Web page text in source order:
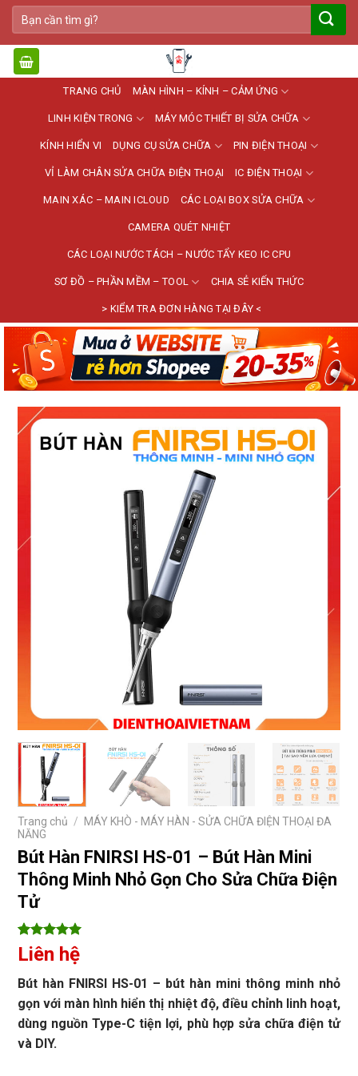
Bỏ
qua
nội
dung
Tìm
kiếm:
TRANG CHỦ MÀN HÌNH – KÍNH – CẢM ỨNG
LINH KIỆN TRONG MÁY MÓC THIẾT BỊ SỬA CHỮA
KÍNH HIỂN VI DỤNG CỤ SỬA CHỮA PIN ĐIỆN THOẠI
VỈ LÀM CHÂN SỬA CHỮA ĐIỆN THOẠI IC ĐIỆN THOẠI
MAIN XÁC – MAIN ICLOUD CÁC LOẠI BOX SỬA CHỮA
CAMERA QUÉT NHIỆT
CÁC LOẠI NƯỚC TÁCH – NƯỚC TẨY KEO IC CPU
SƠ ĐỒ – PHẦN MỀM – TOOL CHIA SẺ KIẾN THỨC
> KIỂM TRA ĐƠN HÀNG TẠI ĐÂY <
Trang chủ /
MÁY KHÒ - MÁY HÀN - SỬA CHỮA ĐIỆN THOẠI ĐA
NĂNG
Bút Hàn FNIRSI HS-01 – Bút Hàn Mini
Thông Minh Nhỏ Gọn Cho Sửa Chữa Điện
Tử
5 trên 5
dựa trên
7Liên hệ
Bút hàn FNIRSI HS-01 – bút hàn mini thông minh nhỏ
gọn với màn hình hiển thị nhiệt độ, điều chỉnh linh hoạt,
dùng nguồn Type-C tiện lợi, phù hợp sửa chữa điện tử
và DIY.